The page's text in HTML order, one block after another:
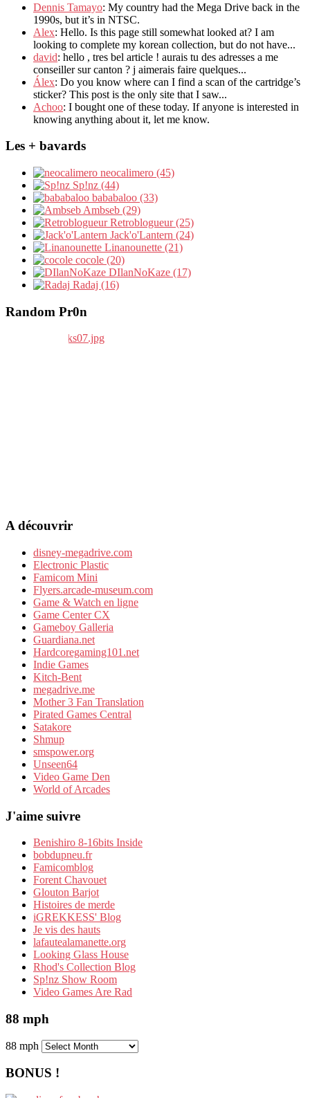
Dennis Tamayo: My country had the Mega Drive back in the
1990s, but it’s in NTSC.
Alex: Hello. Is this page still somewhat looked at? I am
looking to complete my korean collection, but do not have...
david: hello , tres bel article ! aurais tu des adresses a me
conseiller sur canton ? j aimerais faire quelques...
Álex: Do you know where can I find a scan of the cartridge’s
sticker? This post is the only site that I saw...
Achoo: I bought one of these today. If anyone is interested in
knowing anything about it, let me know.
Les + bavards
neocalimero (45)
Sp!nz (44)
bababaloo (33)
Ambseb (29)
Retroblogueur (25)
Jack'o'Lantern (24)
Linanounette (21)
cocole (20)
DIlanNoKaze (17)
Radaj (16)
Random Pr0n
A découvrir
disney-megadrive.com
Electronic Plastic
Famicom Mini
Flyers.arcade-museum.com
Game & Watch en ligne
Game Center CX
Gameboy Galleria
Guardiana.net
Hardcoregaming101.net
Indie Games
Kitch-Bent
megadrive.me
Mother 3 Fan Translation
Pirated Games Central
Satakore
Shmup
smspower.org
Unseen64
Video Game Den
World of Arcades
J'aime suivre
Benishiro 8-16bits Inside
bobdupneu.fr
Famicomblog
Forent Chavouet
Glouton Barjot
Histoires de merde
iGREKKESS' Blog
Je vis des hauts
lafautealamanette.org
Looking Glass House
Rhod's Collection Blog
Sp!nz Show Room
Video Games Are Rad
88 mph
88 mph
BONUS !